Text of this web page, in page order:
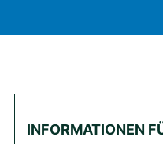
INFORMATIONEN